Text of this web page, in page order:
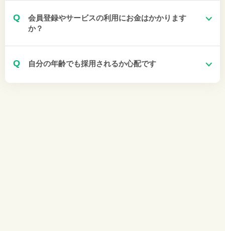
Q
会員登録やサービスの利用にお金はかかります
か？
Q 自分の年齢でも採用されるか心配です